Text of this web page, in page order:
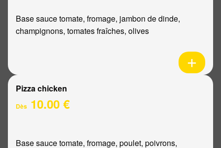
Base sauce tomate, fromage, jambon de dinde,
champignons, tomates fraîches, olives
Pizza chicken
Dès 10.00 €
Base sauce tomate, fromage, poulet, poivrons,